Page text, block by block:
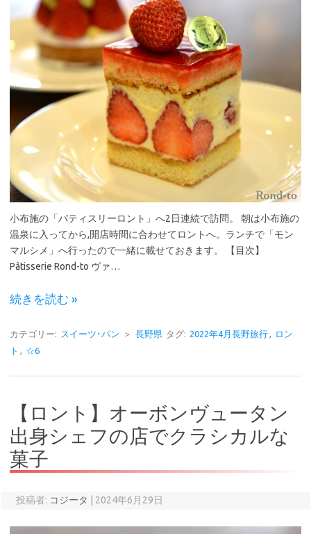
小布施の「パティスリーロント」へ2日連続で訪問。 朝は小布施の
温泉に入ってから,開店時間に合わせてロントへ。ランチで「モン
マルシメ」へ行ったので一緒に載せておきます。 【目次】
Pâtisserie Rond-to ヴァ…
続きを読む »
カテゴリー: スイーツ･パン ＞ 長野県 タグ: 2022年4月長野旅行, ロン
ト , ☆6
【ロント】オーボンヴュータン
出身シェフの店でクラシカルな
菓子
投稿者: コジータ 2024年6月29日